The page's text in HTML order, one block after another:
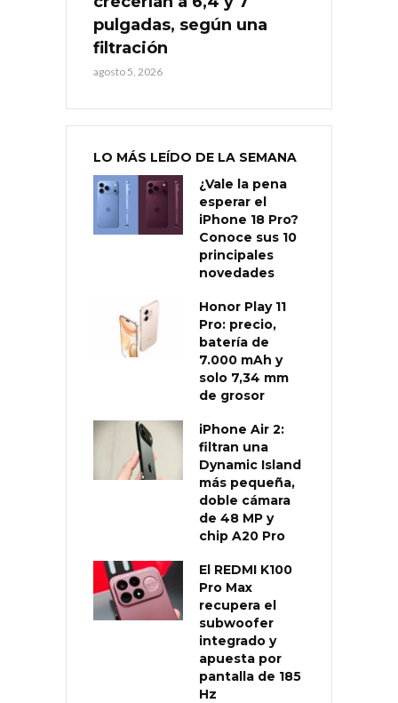
pulgadas, según una
filtración
agosto 5, 2026
LO MÁS LEÍDO DE LA SEMANA
¿Vale la pena
esperar el
iPhone 18 Pro?
Conoce sus 10
principales
novedades
Honor Play 11
Pro: precio,
batería de
7.000 mAh y
solo 7,34 mm
de grosor
iPhone Air 2:
filtran una
Dynamic Island
más pequeña,
doble cámara
de 48 MP y
chip A20 Pro
El REDMI K100
Pro Max
recupera el
subwoofer
integrado y
apuesta por
pantalla de 185
Hz